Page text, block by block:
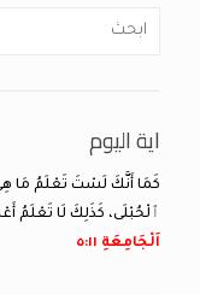
اية اليوم
كَمَا أَنَّكَ لَسْتَ تَعْلَمُ مَا
ٱلْحُبْلَى، كَذَلِكَ لَا تَعْلَمُ
اَلْجَامِعَةِ ١١:‏٥